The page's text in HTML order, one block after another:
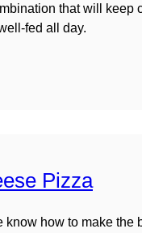
that will keep
fed all day.
Pizza
how to make the